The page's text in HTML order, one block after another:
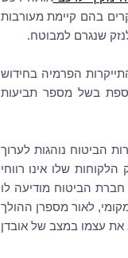
בהם קיימת מעורבות
שנגרם למבוטח.
הפרמיה בחידוש
בשל מספר תביעות
הביטוח נוהגות לערוך
הלקוחות שלו אינו רווחי
הביטוח מודיעה לו
לאור מספרן ההולך
את עצמו במצב של אובדן